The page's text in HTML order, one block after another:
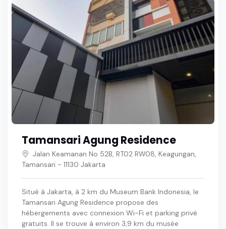
Tamansari Agung Residence
Jalan Keamanan No 52B, RT02 RW08, Keagungan,
Tamansari - 11130 Jakarta
Situé à Jakarta, à 2 km du Museum Bank Indonesia, le
Tamansari Agung Residence propose des
hébergements avec connexion Wi-Fi et parking privé
gratuits. Il se trouve à environ 3,9 km du musée